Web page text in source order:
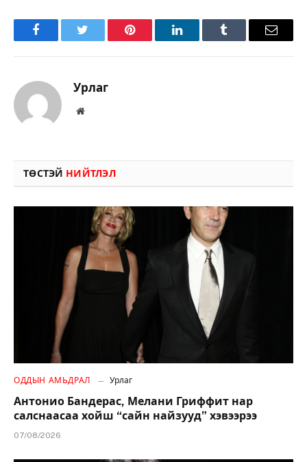
FacebookTwitter Pinterest LinkedInTumblr Имэйл
Урлаг
Вэбсайт
ТӨСТЭЙ НИЙТЛЭЛ
ОДДЫН АМЬДРАЛ Урлаг
Антонио Бандерас, Мелани Гриффит нар
салснаасаа хойш “сайн найзууд” хэвээрээ
07/08/2026